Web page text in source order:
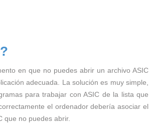
en que no puedes abrir un archivo ASIC
adecuada. La solución es muy simple,
para trabajar con ASIC de la lista que
el ordenador debería asociar el
que no puedes abrir.